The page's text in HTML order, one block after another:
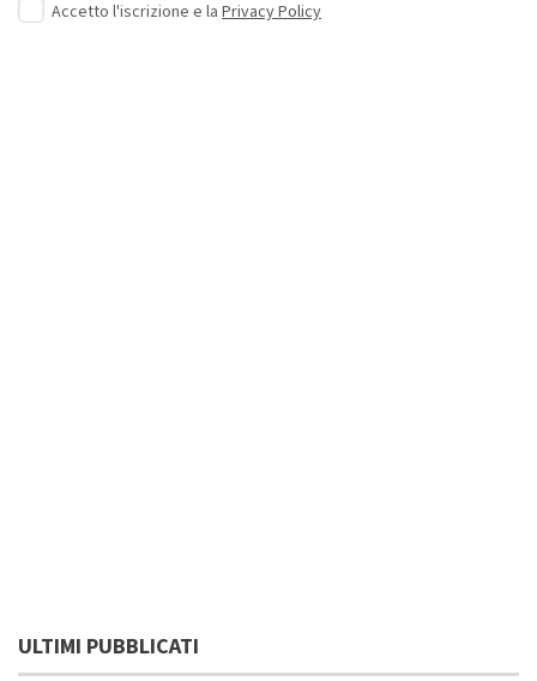
Accetto l'iscrizione e la Privacy Policy
ULTIMI PUBBLICATI